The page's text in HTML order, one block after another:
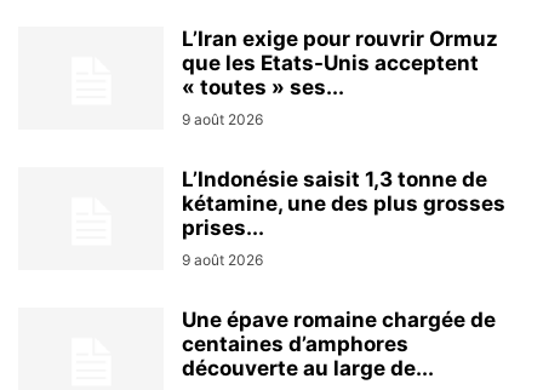
L’Iran exige pour rouvrir Ormuz
que les Etats-Unis acceptent
« toutes » ses...
9 août 2026
L’Indonésie saisit 1,3 tonne de
kétamine, une des plus grosses
prises...
9 août 2026
Une épave romaine chargée de
centaines d’amphores
découverte au large de...